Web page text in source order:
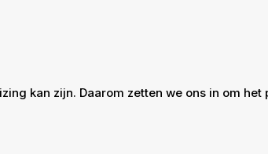
kan zijn. Daarom zetten we ons in om het